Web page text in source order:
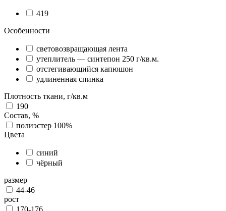
419
Особенности
световозвращающая лента
утеплитель — синтепон 250 г/кв.м.
отстегивающийся капюшон
удлиненная спинка
Плотность ткани, г/кв.м
190
Состав, %
полиэстер 100%
Цвета
синий
чёрный
размер
44-46
рост
170-176